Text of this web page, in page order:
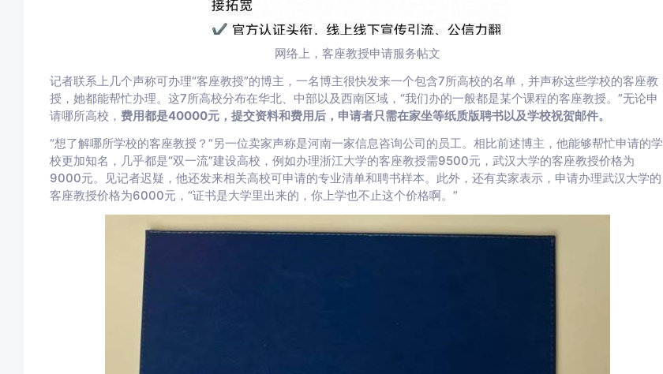
网络上，客座教授申请服务帖文
记者联系上几个声称可办理“客座教授”的博主，一名博主很快发来一个包含7所高校的名单，并声称这些学校的客座教
授，她都能帮忙办理。这7所高校分布在华北、中部以及西南区域，“我们办的一般都是某个课程的客座教授。”无论申
请哪所高校， 费用都是40000元，提交资料和费用后，申请者只需在家坐等纸质版聘书以及学校祝贺邮件。
“想了解哪所学校的客座教授？”另一位卖家声称是河南一家信息咨询公司的员工。相比前述博主，他能够帮忙申请的学
校更加知名，几乎都是“双一流”建设高校，例如办理浙江大学的客座教授需9500元，武汉大学的客座教授价格为
9000元。见记者迟疑，他还发来相关高校可申请的专业清单和聘书样本。此外，还有卖家表示，申请办理武汉大学的
客座教授价格为6000元，“证书是大学里出来的，你上学也不止这个价格啊。”